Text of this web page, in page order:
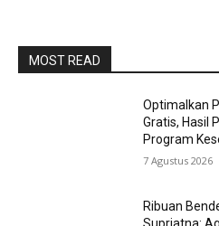
MOST READ
Optimalkan
Gratis, Hasil
Program
7 Agustus 2026
Ribuan
Supriatna: